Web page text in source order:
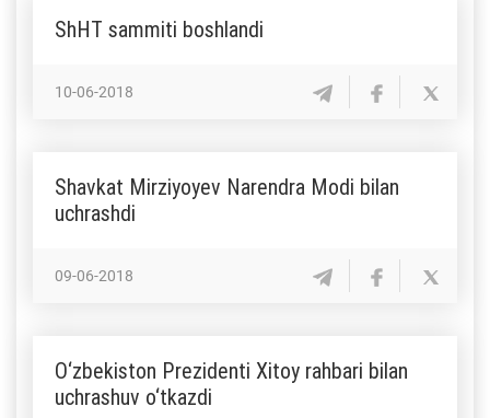
ShHT sammiti boshlandi
10-06-2018
Shavkat Mirziyoyev Narendra Modi bilan
uchrashdi
09-06-2018
O‘zbekiston Prezidenti Xitoy rahbari bilan
uchrashuv o‘tkazdi